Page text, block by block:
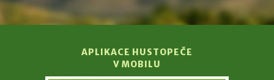
APLIKACE HUSTOPEČE
V MOBILU